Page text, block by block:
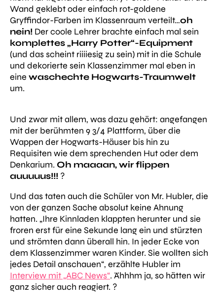
Wand geklebt oder einfach rot-goldene
Gryffindor-Farben im Klassenraum verteilt…oh
nein! Der coole Lehrer brachte einfach mal sein
komplettes „Harry Potter“-Equipment
(und das scheint riiiiesig zu sein) mit in die Schule
und dekorierte sein Klassenzimmer mal eben in
eine waschechte Hogwarts-Traumwelt
um.
Und zwar mit allem, was dazu gehört: angefangen
mit der berühmten 9 3/4 Plattform, über die
Wappen der Hogwarts-Häuser bis hin zu
Requisiten wie dem sprechenden Hut oder dem
Denkarium. Oh maaaan, wir flippen
auuuuus!!! ?
Und das taten auch die Schüler von Mr. Hubler, die
von der ganzen Sache absolut keine Ahnung
hatten. „Ihre Kinnladen klappten herunter und sie
froren erst für eine Sekunde lang ein und stürzten
und strömten dann überall hin. In jeder Ecke von
dem Klassenzimmer waren Kinder. Sie wollten sich
jedes Detail anschauen“, erzählte Hubler im
Interview mit „ABC News“. Ähhhm ja, so hätten wir
ganz sicher auch reagiert. ?